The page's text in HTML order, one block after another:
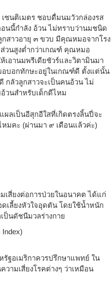
ซนติเมตร ชอบดื่มนมวัวกล่องรส
นนี้กำลัง อ้วน ไม่ทราบว่านมชนิด
กสาวอายุ ๓ ขวบ มีคุณหมอจากโรง
ส่วนสูงต่ำกว่าเกณฑ์ คุณหมอ
เอานมพรีเดียชัวร์และวิตามินมา
บอกทักษะอยู่ในเกณฑ์ดี ตั้งแต่นั้น
กลัวลูกสาวจะเป็นคนอ้วน ไม่
วนสำหรับเด็กดีไหม
ผลเป็นอีสุกอีใสที่เกิดตรงลิ้นปี่จะ
มคะ (ผ่านมา ๙ เดือนแล้วค่ะ)
เสี่ยงต่อการป่วยในอนาคต ได้แก่
เลี้ยงหัวใจอุดตัน โดยใช้น้ำหนัก
ป็นดัชนีมวลร่างกาย
รัฐอเมริกาควรปรึกษาแพทย์ ใน
ามเสี่ยงโรคต่างๆ ว่าเหมือน